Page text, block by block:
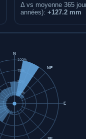
Δ vs moyenne 365
années): +127.2 mm
100%
75%
50%
25%
N
NE
E